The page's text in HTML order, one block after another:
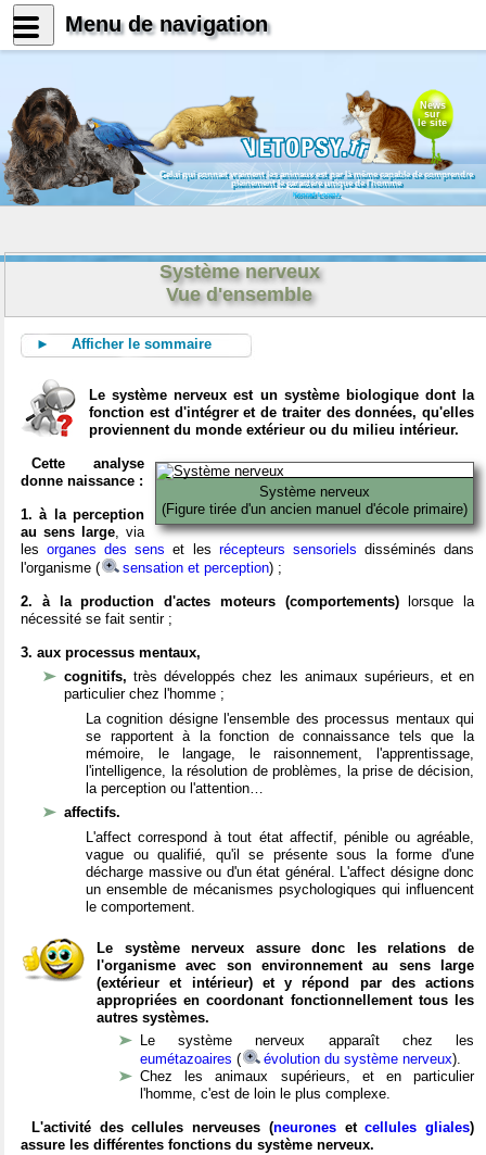
News
sur
le site
Celui qui connait vraiment les animaux est par là même capable de comprendre
pleinement le caractère unique de l'homme
Konrad Lorenz
Système nerveux
Vue d'ensemble
► Afficher le sommaire
Le système nerveux est un système biologique dont la
fonction est d'intégrer et de traiter des données, qu'elles
proviennent du monde extérieur ou du milieu intérieur.
Système nerveux
(Figure tirée d'un ancien manuel d'école primaire)
Cette analyse
donne naissance :
1. à la perception
au sens large, via
lesorganes des sens et les récepteurs sensoriels disséminés dans
l'organisme (
sensation et perception) ;
2. à la production d'actes moteurs (comportements)lorsque la
nécessité se fait sentir ;
3. aux processus mentaux,
cognitifs,très développés chez les animaux supérieurs, et en
particulier chez l'homme ;
La cognition désigne l'ensemble des processus mentaux qui
se rapportent à la fonction de connaissance tels que la
mémoire, le langage, le raisonnement, l'apprentissage,
l'intelligence, la résolution de problèmes, la prise de décision,
la perception ou l'attention…
affectifs.
L'affect correspond à tout état affectif, pénible ou agréable,
vague ou qualifié, qu'il se présente sous la forme d'une
décharge massive ou d'un état général. L'affect désigne donc
un ensemble de mécanismes psychologiques qui influencent
le comportement.
Le système nerveux assure donc les relations de
l'organisme avec son environnement au sens large
(extérieur et intérieur) et y répond par des actions
appropriées en coordonant fonctionnellement tous les
autres systèmes.
Le système nerveux apparaît chez les
eumétazoaires ( évolution du système nerveux).
Chez les animaux supérieurs, et en particulier
l'homme, c'est de loin le plus complexe.
L'activité des cellules nerveuses (neuronesetcellules gliales)
assure les différentes fonctions du système nerveux.
Menu de navigation